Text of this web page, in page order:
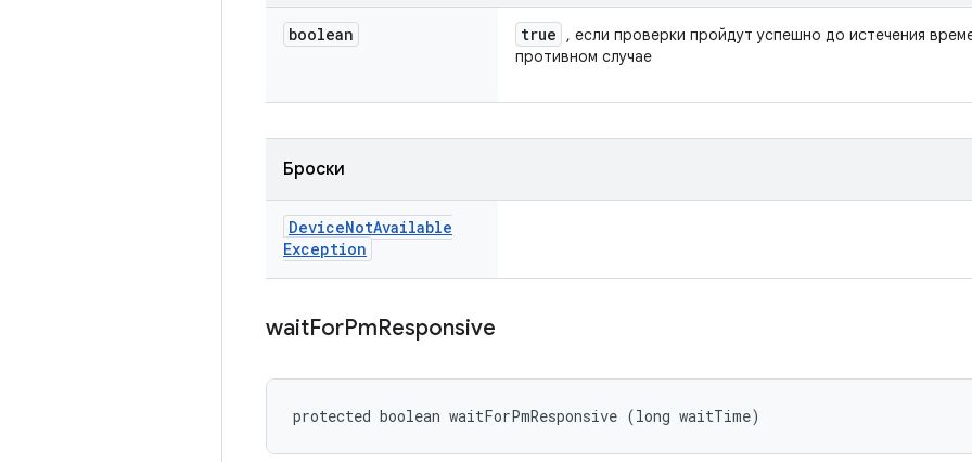
boolean true , если проверки пройдут успешно до истечения
противном случае
Броски
DeviceNotAvailable
Exception
waitForPmResponsive
protected boolean waitForPmResponsive (long waitTime)